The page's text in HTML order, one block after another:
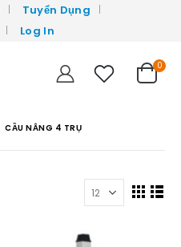
Tuyển Dụng
Log In
0
CẦU NÂNG 4 TRỤ